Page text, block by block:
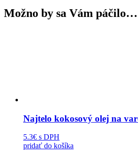
Možno by sa Vám páčilo…
Najtelo kokosový olej na
5.3€ s DPH
pridať do košíka